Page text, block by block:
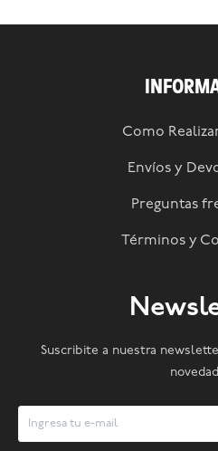
Como
Envíos y
Preguntas
Términos y
Suscribite a nuestra